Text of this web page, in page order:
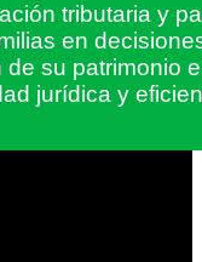
tributaria y
en
su patrimonio
jurídica y